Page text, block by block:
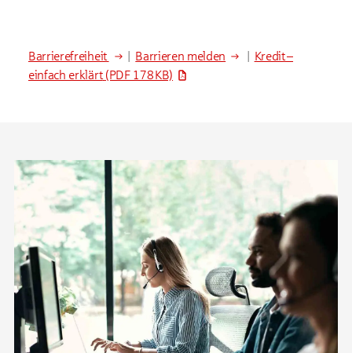
Barrierefreiheit Barrieren melden
Kredit –
einfach erklärt (PDF 178 KB)